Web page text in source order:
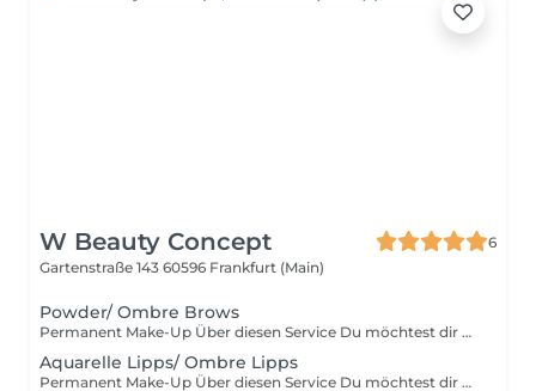
W Beauty Concept
6
Gartenstraße 143 60596 Frankfurt (Main)
Powder/ Ombre Brows
Permanent Make-Up Über diesen Service Du möchtest dir die Zeit am Morgen fürs Schminken sparen? Mit einem Permanent Make-Up siehst du immer top gestylt und frisch aus. Bei der Lippenschattierung werden deine Lippen erst vorgezeichnet, schattiert und daraufhin mit einer Abschlusspflege behandelt. Mit ganz feinen Nadelstichen erhalten deine Lippen so eine natürliche Schattierung, die über mehrere Jahre hält. Gut zu Wissen Permanent Make-Up hält in der Regel zwei bis drei Jahre. Um das Resultat noch besser zu schützen, ist die stetige Pflege durch Cremes mit Lichtschutzfaktor hilfreich. Einschränkungen Bei Hauterkrankungen und allergischen Reaktionen auf Pigmente ist es empfehlenswert, auf ein Permanent Make-Up zu verzichten. Bei anderen Erkrankungen sollte man sich im Vorfeld von einem Experten oder einem Arzt| informieren lassen.
Aquarelle Lipps/ Ombre Lipps
Permanent Make-Up Über diesen Service Du möchtest dir die Zeit am Morgen fürs Schminken sparen? Mit einem Permanent Make-Up siehst du immer top gestylt und frisch aus. Bei der Lippenschattierung werden deine Lippen erst vorgezeichnet, schattiert und daraufhin mit einer Abschlusspflege behandelt. Mit ganz feinen Nadelstichen erhalten deine Lippen so eine natürliche Schattierung, die über mehrere Jahre hält. Gut zu Wissen Permanent Make-Up hält in der Regel zwei bis drei Jahre. Um das Resultat noch besser zu schützen, ist die stetige Pflege durch Cremes mit Lichtschutzfaktor hilfreich. Einschränkungen Bei Hauterkrankungen und allergischen Reaktionen auf Pigmente ist es empfehlenswert, auf ein Permanent Make-Up zu verzichten. Bei anderen Erkrankungen sollte man sich im Vorfeld von einem Experten oder einem Arzt| informieren lassen.